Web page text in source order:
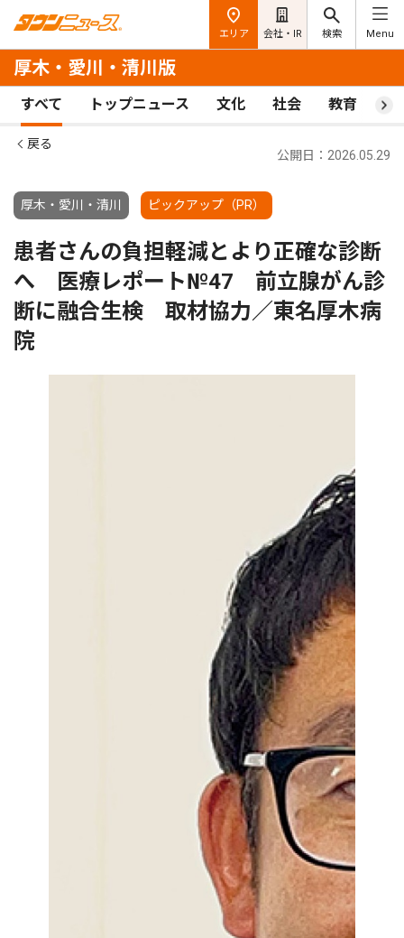
エリア 会社・IR 検索 Menu
厚木・愛川・清川版
すべて トップニュース 文化 社会 教育 ス
戻る
厚木・愛川・清川 ピックアップ（PR）
公開日：2026.05.29
患者さんの負担軽減とより正確な診断
へ 医療レポート№47 前立腺がん診
断に融合生検 取材協力／東名厚木病
院